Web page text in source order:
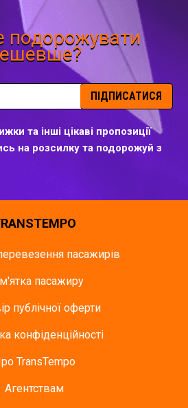
подорожувати
ПІДПИСАТИСЯ
та інші цікаві пропозиції
на розсилку та подорожуй з
пасажирів
пасажиру
публічної оферти
конфіденційності
TransTempo
Агентствам